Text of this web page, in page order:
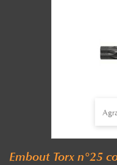
Embout Torx n°25